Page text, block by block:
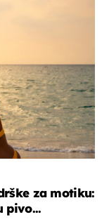
za motiku:
pivo...